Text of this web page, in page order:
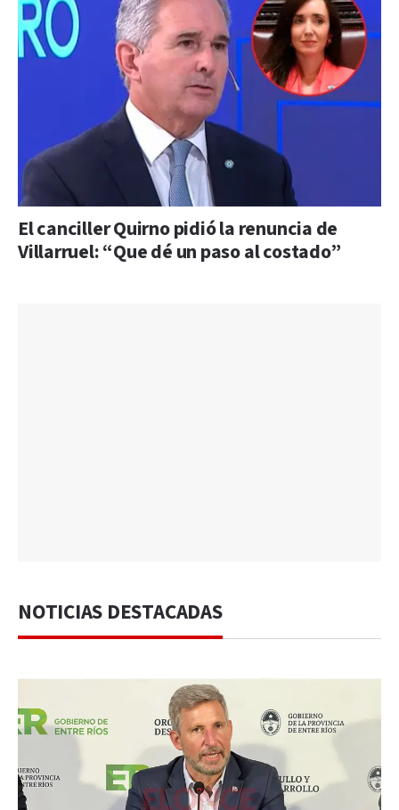
El canciller Quirno pidió la renuncia de
Villarruel: “Que dé un paso al costado”
NOTICIAS DESTACADAS